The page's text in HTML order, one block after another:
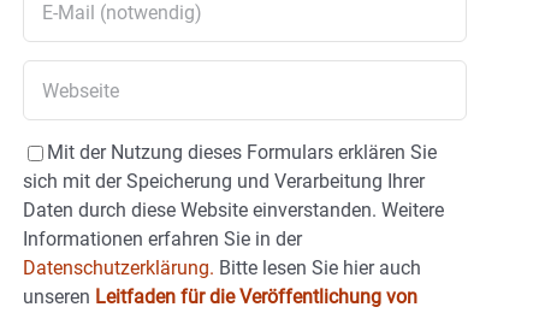
Mit der Nutzung dieses Formulars erklären Sie
sich mit der Speicherung und Verarbeitung Ihrer
Daten durch diese Website einverstanden. Weitere
Informationen erfahren Sie in der
Datenschutzerklärung. Bitte lesen Sie hier auch
unseren Leitfaden für die Veröffentlichung von